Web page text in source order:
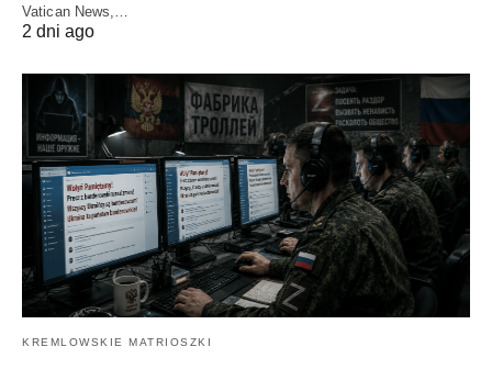
Vatican News,…
2 dni ago
KREMLOWSKIE MATRIOSZKI